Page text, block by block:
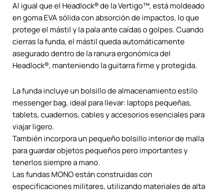
Al igual que el Headlock® de la Vertigo™, está moldeado
en goma EVA sólida con absorción de impactos, lo que
protege el mástil y la pala ante caídas o golpes. Cuando
cierras la funda, el mástil queda automáticamente
asegurado dentro de la ranura ergonómica del
Headlock®, manteniendo la guitarra firme y protegida.
La funda incluye un bolsillo de almacenamiento estilo
messenger bag, ideal para llevar: laptops pequeñas,
tablets, cuadernos, cables y accesorios esenciales para
viajar ligero.
También incorpora un pequeño bolsillo interior de malla
para guardar objetos pequeños pero importantes y
tenerlos siempre a mano.
Las fundas MONO están construidas con
especificaciones militares, utilizando materiales de alta